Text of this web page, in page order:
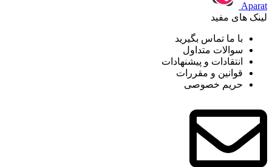
Aparat
لینک های مفید
با ما تماس بگیرید
سوالات متداول
انتقادات و پیشنهادات
قوانین و مقررات
حریم خصوصی